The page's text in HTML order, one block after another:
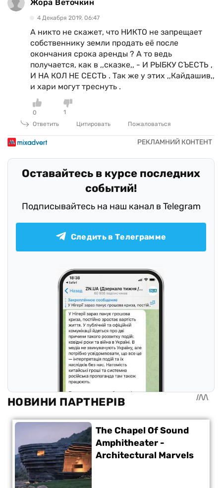
Жора Веточкин
4 Декабря 2019, 06:47
А никто не скажет, что НИКТО не запрещает
собственнику земли продать её после
окончания срока аренды ? А то ведь
получается, как в ,,сказке,, - И РЫБКУ СЪЕСТЬ ,
И НА КОЛ НЕ СЕСТЬ . Так же у этих ,,Кайдашив,,
и хари могут треснуть .
0
1
Ответить
Цитировать Пожаловаться
Оставайтесь в курсе последних
событий!
Подписывайтесь на наш канал в Telegram
Следить в Телеграмме